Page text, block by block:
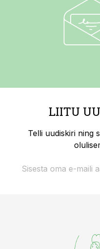
LIITU
Telli uudiskiri ning